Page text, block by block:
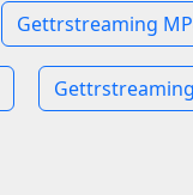
Gettrstreaming